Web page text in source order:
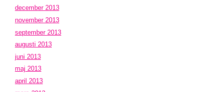
december 2013
november 2013
september 2013
augusti 2013
juni 2013
maj 2013
april 2013